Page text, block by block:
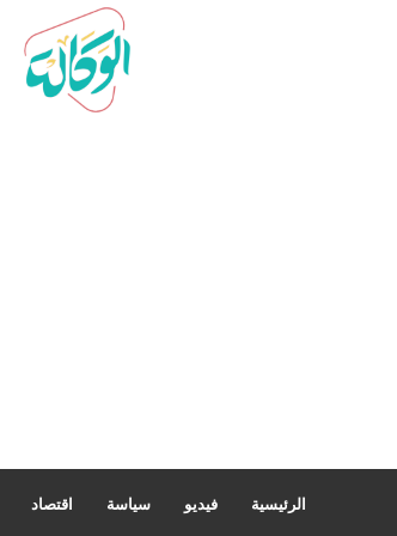
الرئيسية فيديو سياسة اقتصاد